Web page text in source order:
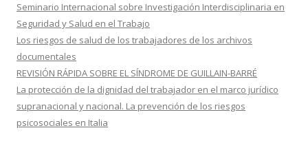
Seminario Internacional sobre Investigación Interdisciplinaria en
Seguridad y Salud en el Trabajo
Los riesgos de salud de los trabajadores de los archivos
documentales
REVISIÓN RÁPIDA SOBRE EL SÍNDROME DE GUILLAIN-BARRÉ
La protección de la dignidad del trabajador en el marco jurídico
supranacional y nacional. La prevención de los riesgos
psicosociales en Italia